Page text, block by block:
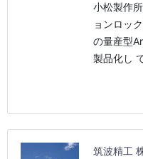
小松製作
ョンロッ
の量産型
製品化し
筑波精工